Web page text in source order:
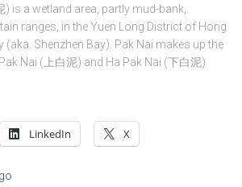
) is a wetland area, partly mud-bank,
ranges, in the Yuen Long District of Hong
(aka. Shenzhen Bay). Pak Nai makes up the
Nai (上白泥) and Ha Pak Nai (下白泥)
LinkedIn X